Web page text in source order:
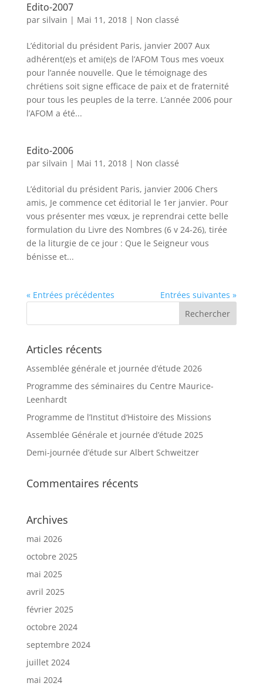
Edito-2007
par silvain | Mai 11, 2018| Non classé
L’éditorial du président Paris, janvier 2007 Aux
adhérent(e)s et ami(e)s de l’AFOM Tous mes voeux
pour l’année nouvelle. Que le témoignage des
chrétiens soit signe efficace de paix et de fraternité
pour tous les peuples de la terre. L’année 2006 pour
l’AFOM a été...
Edito-2006
par silvain | Mai 11, 2018| Non classé
L’éditorial du président Paris, janvier 2006 Chers
amis, Je commence cet éditorial le 1er janvier. Pour
vous présenter mes vœux, je reprendrai cette belle
formulation du Livre des Nombres (6 v 24-26), tirée
de la liturgie de ce jour : Que le Seigneur vous
bénisse et...
« Entrées précédentes Entrées suivantes »
Articles récents
Assemblée générale et journée d’étude 2026
Programme des séminaires du Centre Maurice-
Leenhardt
Programme de l’Institut d’Histoire des Missions
Assemblée Générale et journée d’étude 2025
Demi-journée d’étude sur Albert Schweitzer
Commentaires récents
Archives
mai 2026
octobre 2025
mai 2025
avril 2025
février 2025
octobre 2024
septembre 2024
juillet 2024
mai 2024